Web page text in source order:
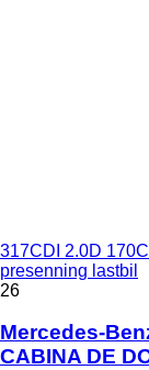
317CDI 2.0D
presenning lastbil
26
Mercedes-
CABINA DE